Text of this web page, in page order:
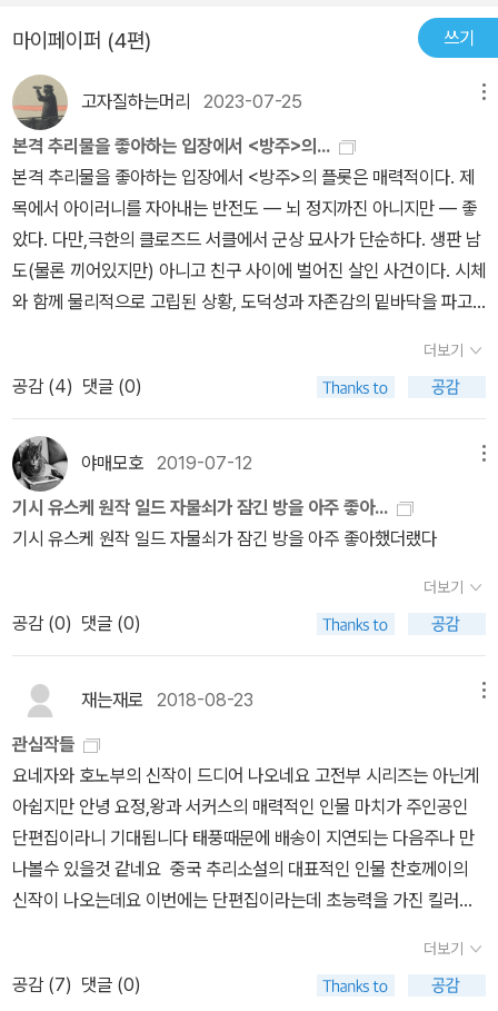
있는데요..중요한것은 그가 죽은 cctv에서 한 남자가 찍혀있었고..그
리고 그가 누군지 단번에 알아채는 '아오토 준코'함정에 빠져 살인용
의자가 된 '케이' 자신의 무죄를 위해 진범을 잡아야 합니다.표제작이
자, 세번째 이야기인 '미스터리 클락'은 두께가 가장 두꺼운 '중편소
설'인데요만찬회에 초대된 '에노모토 케이'와 '아오토 준코'주인인 '레
이코'의 컬렉션 '미스터리 클락'이 소개되는 순간..'레이코'가 누군가에
게 독살당한채 발견이 됩니다.'레이코'의 남편인 '도키자네'는 총을 들
고, 이 속에 범인이 있다며.밝혀지지않으면 다 죽이겠다고 협박합니
다.그리고 시간내에 살려면 범인을 찾아내야 하는 두 주인공..네번째
이야기인 '콜로서스의 갈고리 발톱'은 사고사로 위장된 살인사건을 수
였습니다.문득,..'밀실트릭'은 '마술'과도 비슷하단 생각이 들었습니
다.'트릭'을 모를때는 정말 대단해보이지만, '트릭'을 알고나면 좀 허무
하기도 한..그래서 '케이'의 설명을 들었을때 '겨우 그거가지고 범행의
전모를 파악했냐고' 어이없어하기도 합니다.'밀실트릭'은 왠만하면 다
나왓다, 그리고 현재의 기술로는 '밀실'을 만들기가 쉽지 않다 하지
만..인간의 상상력은 끝이 없기에 계속 멋진 '밀실트릭'은 나오니 좋은
거 같습니다.오랜만에 만난 '에노모토 케이'와 '아오토 준코'가 반가웠
르게 말하면 이 전문성이야말로 취재하고 공부한 걸 모조리 작품에
쏟아붇는 기시 유스케다웠다고 할 수 있겠지만 이번엔 명백히 과했다
고 생각한다. 신선한 것도 좋고 치밀한 것도 좋지만 지나치게 어렵고
복잡해서 추리하기 힘들다면 반전의 쾌감은 덜할 수 있으니까. 세상
에, 추리소설을 읽으면서 트릭이 어렵다고 실망스럽기는 또 처음이
네. '완만한 자살' 이건 드라마로 봤던 에피소드다. 이번 수록작들 중
가장 무난하고 쉬웠는데 심리적인 맹점을 노린 트릭은 기발했지만 해
결에 이르는 과정은 그리 흥미롭지 않았다. 에노모토 혼자만 나와서
그랬나? 어쨌든 트릭의 규모를 생각하면 40페이지가 살짝 넘는 분량
올라가는 에피소드로 수록작 중에 가장 영상화가 궁금한 트릭을 선보
인다. 솔직히 그림으로 봐도 머릿속에 잘 그려지지 않았는데 아오토
준코의 귀엽기 이를 데 없는 서술이 나오지 않았으면 별 감흥이 없었
을 것 같다. 결말은 너무 뻔해서 긴장감도 하나 없었고. '미스터리 클
락' 표제작이자 분량도 가장 긴 중편. 중심이 되는 트릭은 아야츠지
유키토의 <시계관의 살인>이 연상됐는데 기시 유스케는 좀 더 복잡
하게 썼다. 굳이 이렇게까지... 대단하긴 한데 어느 순간부터 역시나
고 누구 한 명을 몰아붙이는 막장스런 전개는 재밌었는데 후반부부터
으로 밀실보다 초반에 추리소설가들끼리 얘기하는 게 더 재밌었는데
같은 반 학생을 거리낌 없이 몰살하는 내용은 싫다거나, 아니면 밀실
트릭은 어느새 글로 묘사하기 힘들어서 영상은 어떨까 생각하게 된다
는 것 등이... '콜로서스의 갈고리발톱' 사람들이 이 마지막 작품이 가
장 괜찮았다는데 난 괜찮고 안 괜찮고 자시고 가장 가독성이 떨어져
서 좀 의아하게 들렸다. 다시 읽어봐야하나? 밀실 트릭의 역발상을
꼬집은 건 좋지만 전개 자체가 너무 흡입력이 떨어져서... 만약 다시
읽게 된다면 이 작품을 가장 중점적으로 읽어야 할 듯하다. 선입견에
사로잡힌 뇌가 할 수 있는 건 한 가지 생각밖에 없어요. 내가 지금 보
마이페이퍼 (4편) 쓰기
고자질하는머리 2023-07-25
본격 추리물을 좋아하는 입장에서 <방주>의...
본격 추리물을 좋아하는 입장에서 <방주>의 플롯은 매력적이다. 제
목에서 아이러니를 자아내는 반전도 — 뇌 정지까진 아니지만 — 좋
았다. 다만,극한의 클로즈드 서클에서 군상 묘사가 단순하다. 생판 남
도(물론 끼어있지만) 아니고 친구 사이에 벌어진 살인 사건이다. 시체
와 함께 물리적으로 고립된 상황, 도덕성과 자존감의 밑바닥을 파고
책으로 읽었는데 전체 페이지를 보고 (종이책이 350페이지가 넘는
다) 내밀한 전개를 기대했으나 기계적으로 페이지가 흘러가니 문제집
정답 확인하듯 마지막으로 건너뛸까 싶게 설정이 무색하다. (페이지
다 어디에 쓴 겁니까...) 트릭 사수를 위해 다른 요소는 최대한 배제하
는 의도라기엔 작법도 평이하다. 현대 본격물에서 기상천외한 트릭이
나오기는 힘들다. <미스터리 클락>처럼 갈 데까지 가보자, 작정한 게
아니라면. <미스터리 클락>은 도.대.체.가.알.아.먹.을.수.가. 없.다.
그래도 정신 나간 트릭에 정신 나간 캐릭터 보는 맛은 있다. <녹스 머
신>도 외계어가 쏟아지는 부분은 정신이 아득하지만, 트릭을 엮는 메
개연성 이전에 이야기가 부족하다.본격 추리물 역시 문학성을 담보해
야 미래가 있다는 취지에 작가들은 입을 모은다. <눈먼 자들의 도시>
정도는 아니라도 <방주>만의 (포스트)아포칼립스를 풀어갔다면 무
의미한 페이지도 줄고 제목의 여운도 한층 깊었을 텐데. 뭐 역자의 말
대로 후던잇+와이던잇을 결합한 오락 소설로 일독했으니 됐다. 이러
니저러니 해도 난 수수께끼를 좋아하니까.
더보기
공감 (4) 댓글 (0)
야매모호 2019-07-12
기시 유스케 원작 일드 자물쇠가 잠긴 방을 아주 좋아...
기시 유스케 원작 일드 자물쇠가 잠긴 방을 아주 좋아했더랬다
더보기
공감 (0) 댓글 (0)
재는재로 2018-08-23
관심작들
요네자와 호노부의 신작이 드디어 나오네요 고전부 시리즈는 아닌게
아쉽지만 안녕 요정,왕과 서커스의 매력적인 인물 마치가 주인공인
단편집이라니 기대됩니다 태풍때문에 배송이 지연되는 다음주나 만
나볼수 있을것 같네요 중국 추리소설의 대표적인 인물 찬호께이의
신작이 나오는데요 이번에는 단편집이라는데 초능력을 가진 킬러의
치의 커플이 돌아왔다 도둑과 변호사라는 전혀 어울리것 같지 않은
커플이 풀어내는 밀실 미스테리의 정수 이번 작품에는 다양한 밀실이
더보기
공감 (7) 댓글 (0)